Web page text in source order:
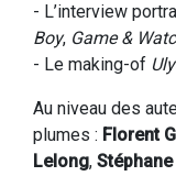
- L’interview
Boy, Game &
- Le making-of
Au niveau des
plumes : Florent
Lelong,